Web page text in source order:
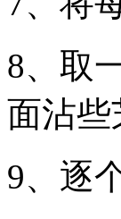
8、取
面沾些
9、逐